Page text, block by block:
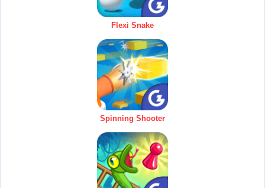
Flexi Snake
Spinning Shooter